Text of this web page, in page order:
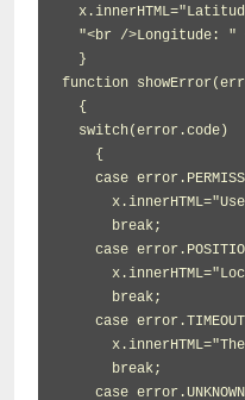
function